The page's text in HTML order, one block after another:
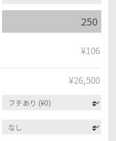
¥106
¥26,500